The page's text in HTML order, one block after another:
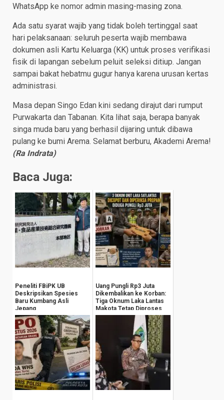
WhatsApp ke nomor admin masing-masing zona.
Ada satu syarat wajib yang tidak boleh tertinggal saat
hari pelaksanaan: seluruh peserta wajib membawa
dokumen asli Kartu Keluarga (KK) untuk proses verifikasi
fisik di lapangan sebelum peluit seleksi ditiup. Jangan
sampai bakat hebatmu gugur hanya karena urusan kertas
administrasi.
Masa depan Singo Edan kini sedang dirajut dari rumput
Purwakarta dan Tabanan. Kita lihat saja, berapa banyak
singa muda baru yang berhasil dijaring untuk dibawa
pulang ke bumi Arema. Selamat berburu, Akademi Arema!
(Ra Indrata)
Baca Juga:
Peneliti FBiPK UB
Deskripsikan Spesies
Baru Kumbang Asli
Jepang
Uang Pungli Rp3 Juta
Dikembalikan ke Korban:
Tiga Oknum Laka Lantas
Makota Tetap Diproses
Propam